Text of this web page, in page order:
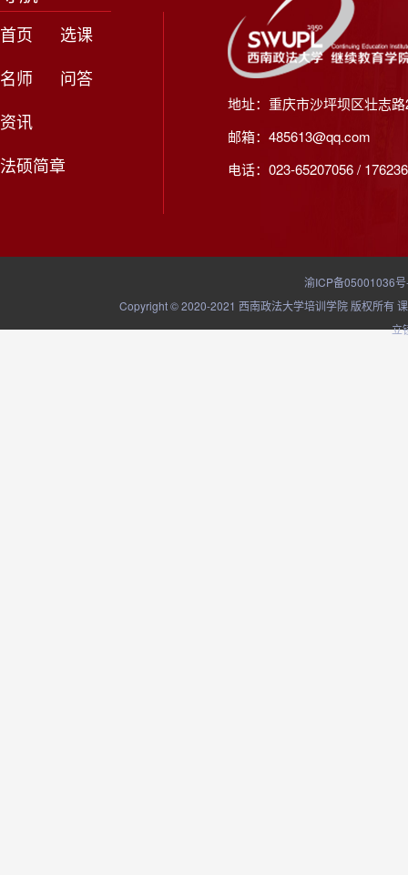
首页
选课
名师
问答
资讯
法硕简章
地址：重庆市沙坪坝区壮志
邮箱：485613@qq.com
电话：023-65207056 /
渝ICP备05001036
Copyright © 2020-2021 西南政法大学培训学院 版权所有
立